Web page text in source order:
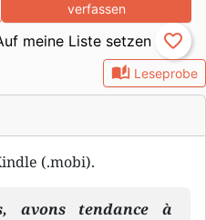
auto_stories Leseprobe
(.mobi).
avons tendance à
verfassen
favorite_border